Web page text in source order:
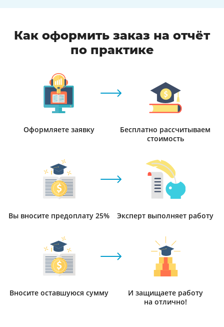
Как оформить заказ на отчёт
по практике
Оформляете заявку
Бесплатно рассчитываем
стоимость
Вы вносите предоплату 25% Эксперт выполняет работу
Вносите оставшуюся сумму
И защищаете работу
на отлично!